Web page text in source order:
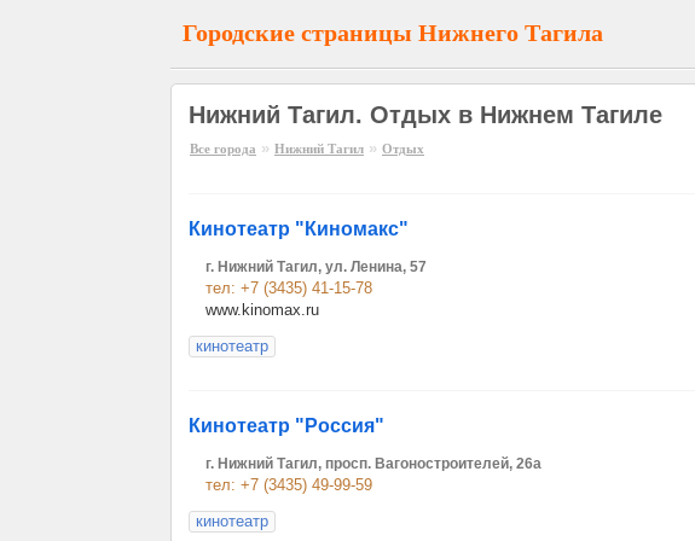
Городские страницы Нижнего Тагила
Нижний Тагил. Отдых в Нижнем Тагиле
Все города » Нижний Тагил » Отдых
Кинотеатр "Киномакс"
г. Нижний Тагил, ул. Ленина, 57
тел: +7 (3435) 41-15-78
www.kinomax.ru
кинотеатр
Кинотеатр "Россия"
г. Нижний Тагил, просп. Вагоностроителей, 26а
тел: +7 (3435) 49-99-59
кинотеатр